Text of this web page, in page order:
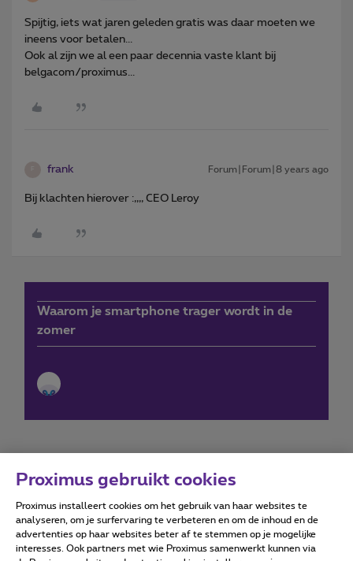
Spijtig, iets wat jaren geleden gratis was daar moeten we
ineens voor betalen...
Ook al zijn we al een paar decennia vaste klant bij
belgacom/proximus...
frank Forum|Forum|8 years ago
Bij klachten hierover :,,,, CEO Leroy
Waarom je smartphone trager wordt in de
zomer
Forumvoorwaarden Accessibility statement
Proximus gebruikt cookies
Proximus installeert cookies om het gebruik van haar websites te
analyseren, om je surfervaring te verbeteren en om de inhoud en de
advertenties op haar websites beter af te stemmen op je mogelijke
interesses. Ook partners met wie Proximus samenwerkt kunnen via